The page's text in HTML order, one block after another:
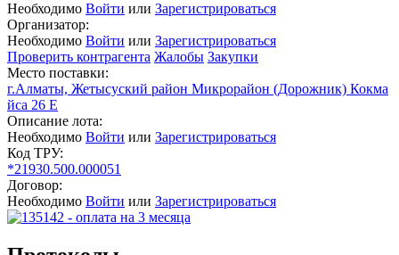
Необходимо Войти или Зарегистрироваться
Организатор:
Необходимо Войти или Зарегистрироваться
Проверить контрагента Жалобы Закупки
Место поставки:
г.Алматы, Жетысуский район Микрорайон (Дорожник) Кокма
йса 26 Е
Описание лота:
Необходимо Войти или Зарегистрироваться
Код ТРУ:
*21930.500.000051
Договор:
Необходимо Войти или Зарегистрироваться